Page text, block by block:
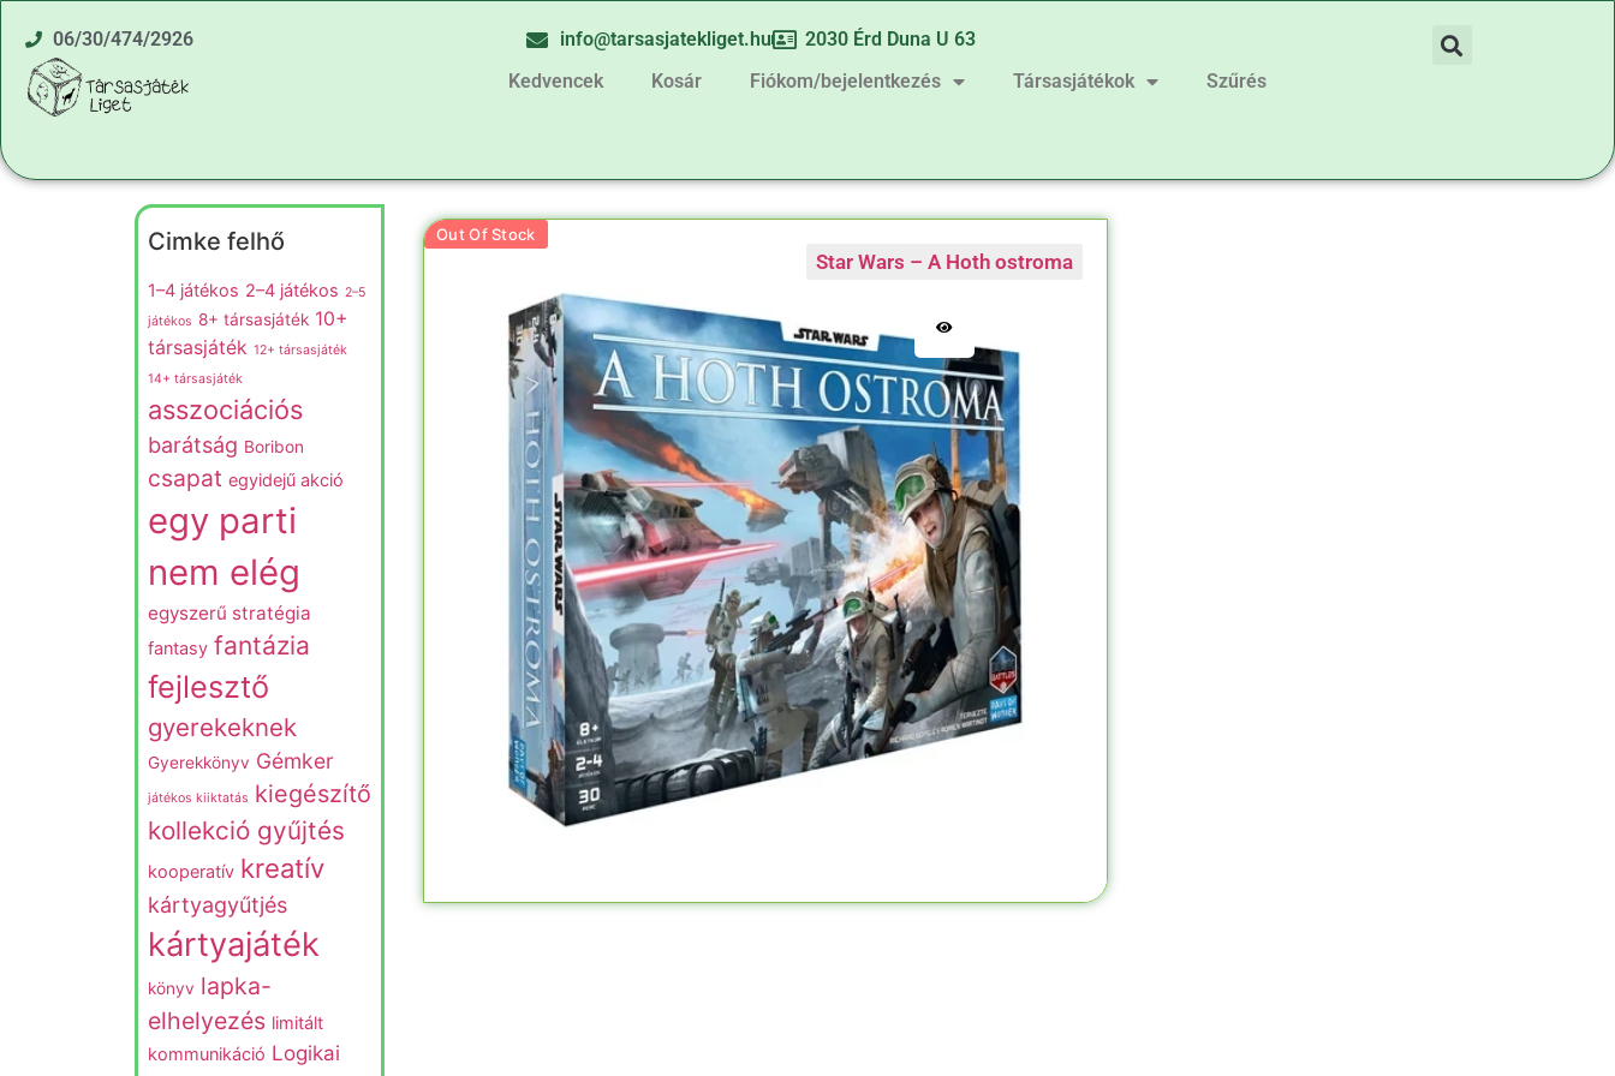
06/30/474/2926 info@tarsasjatekliget.hu
2030 Érd Duna U 63
Kedvencek
Kosár Fiókom/bejelentkezés Társasjátékok Szűrés
Cimke felhő
1–4 játékos 2–4 játékos 2–5
játékos 8+ társasjáték 10+
társasjáték 12+ társasjáték
14+ társasjáték
asszociációs
barátság Boribon
csapat egyidejű akció
egy parti
nem elég
egyszerű stratégia
fantasy fantázia
fejlesztő
gyerekeknek
Gyerekkönyv Gémker
játékos kiiktatás kiegészítő
kollekció gyűjtés
kooperatív kreatív
kártyagyűtjés
kártyajáték
könyv lapka-
elhelyezés limitált
kommunikáció Logikai
Star Wars – A Hoth ostroma
Out Of Stock